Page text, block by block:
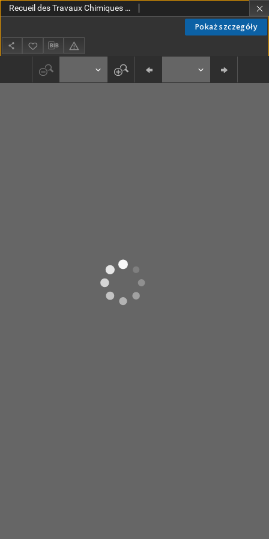
Pokaż szczegóły
Recueil des Travaux Chimiques des Pays-Bas T. 7 (1888)